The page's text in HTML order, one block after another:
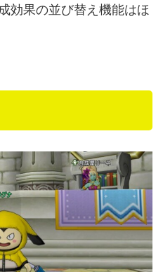
効果の並び替え機能はほ